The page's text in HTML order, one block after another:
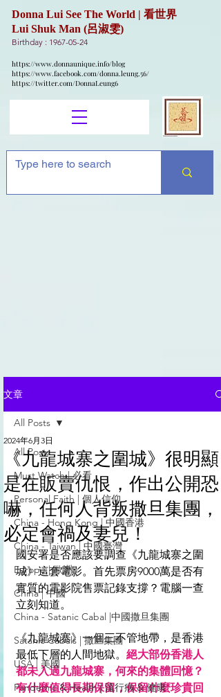
Donna Lui See The World | 看世界
Lui Shuk Man (呂淑雯)
Birthday : 1967-05-24
https://www.donnaunique.info/blog
https://www.facebook.com/donna.leung.56/
https://twitter.com/DonnaLeung6
文章
All Posts
Must Watch | 必看
Personal Faith | 個人信仰
China - Hong Kong | 中國香港
China - Taiwan | 中國臺灣
Europe | 歐洲
China | 中國
China - Satanic Cabal |中國撒旦集團
Satanic Cabals | 撒旦集團
USA | 美國
Pandemic & Health | 流行病 & 健康
All Posts
《九龍城寨之圍城》很明顯
是在販賣仇恨，作出公開恐
嚇，任何人背叛撒旦集團，
必定會禍及妻兒！
2024年6月3日
國安署是否應該要調查《九龍城寨之圍
城》這套電影。首先票房9000萬是否有
實質的電影院售票記錄支撐？電腦一查
立刻知道。
《九龍城寨》一個三不管地帶，是香港
最低下層的人間地獄。 絕大部份香港人
都未入過九龍城寨，何來的集體回憶？
有什麼值得長期保留，保留什麼珍貴回